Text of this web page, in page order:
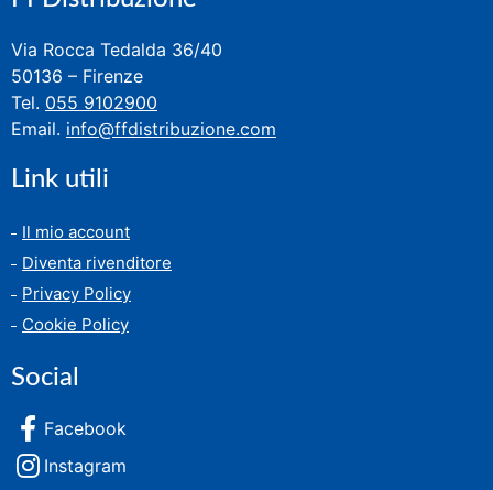
Via Rocca Tedalda 36/40
50136 – Firenze
Tel. 055 9102900
Email. info@ffdistribuzione.com
Link utili
Il mio account
Diventa rivenditore
Privacy Policy
Cookie Policy
Social
Facebook
Instagram